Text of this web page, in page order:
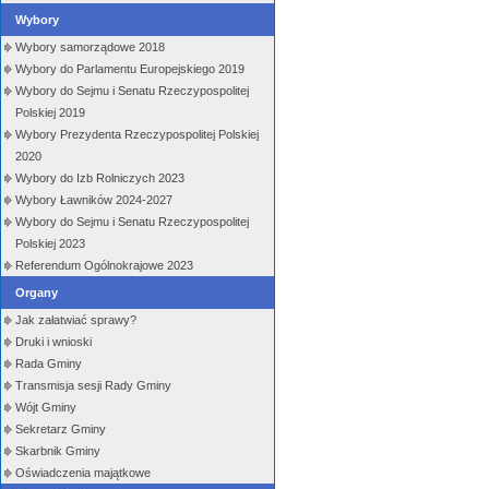
Wybory
Wybory samorządowe 2018
Wybory do Parlamentu Europejskiego 2019
Wybory do Sejmu i Senatu Rzeczypospolitej
Polskiej 2019
Wybory Prezydenta Rzeczypospolitej Polskiej
2020
Wybory do Izb Rolniczych 2023
Wybory Ławników 2024-2027
Wybory do Sejmu i Senatu Rzeczypospolitej
Polskiej 2023
Referendum Ogólnokrajowe 2023
Organy
Jak załatwiać sprawy?
Druki i wnioski
Rada Gminy
Transmisja sesji Rady Gminy
Wójt Gminy
Sekretarz Gminy
Skarbnik Gminy
Oświadczenia majątkowe